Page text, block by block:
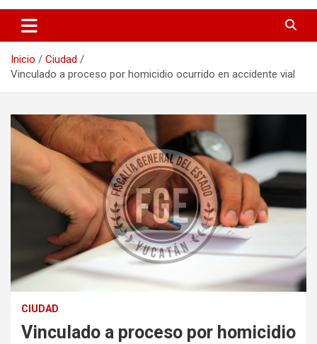
Inicio
Ciudad
Vinculado a proceso por homicidio ocurrido en accidente vial
CIUDAD
Vinculado a proceso por homicidio